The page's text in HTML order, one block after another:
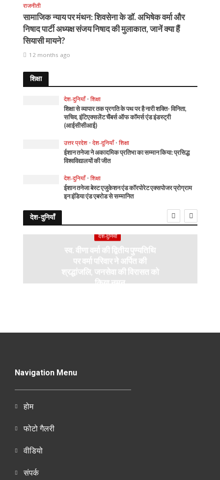
राजनीती
सामाजिक न्याय पर मंथन: शिवसेना के डॉ. अभिषेक वर्मा और
निषाद पार्टी अध्यक्ष संजय निषाद की मुलाकात, जानें क्या हैं
सियासी मायने?
12 months ago
शिक्षा
देश-दुनियाँ • शिक्षा
शिक्षा से व्यापार तक प्रगति के पथ पर है नारी शक्ति- विनिता,
सचिव, इंटिएक्सलेंट चैंबर्स ऑफ कॉमर्स एंड इंडस्ट्री
(आईसीसीआई)
उत्तर प्रदेश • देश-दुनियाँ • शिक्षा
ईशान तनेजा ने अकादमिक प्रतिभा का सम्मान किया: प्रसिद्ध
विश्वविद्यालयों की जीत
देश-दुनियाँ • शिक्षा
ईशान तनेजा बेस्ट एजुकेशन एंड कॉरपोरेट एक्सपोजर प्रोग्राम
इन इंडिया एंड एबरोड से सम्मानित
देश-दुनियाँ
देश-दुनियाँ
स्व. वीणा वर्मा की द्वितीय पुण्यतिथि
पर वर्मा परिवार ने अर्पित की
श्रद्धांजलि, जनसेवा की विरासत को
किया नमन
Navigation Menu
होम
फोटो गैलरी
वीडियो
संपर्क